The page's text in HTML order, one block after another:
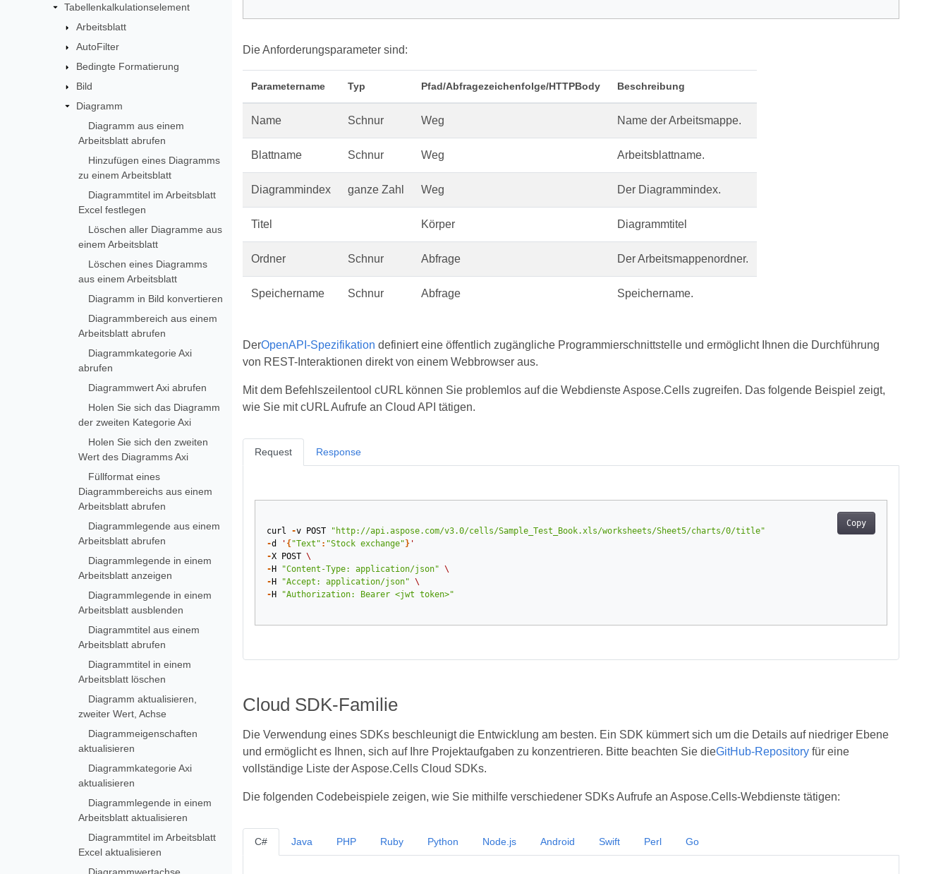
Tabellenkalkulationselement
Arbeitsblatt
AutoFilter
Bedingte Formatierung
Bild
Diagramm
Diagramm aus einem
Arbeitsblatt abrufen
Hinzufügen eines Diagramms
zu einem Arbeitsblatt
Diagrammtitel im Arbeitsblatt
Excel festlegen
Löschen aller Diagramme aus
einem Arbeitsblatt
Löschen eines Diagramms
aus einem Arbeitsblatt
Diagramm in Bild konvertieren
Diagrammbereich aus einem
Arbeitsblatt abrufen
Diagrammkategorie Axi
abrufen
Diagrammwert Axi abrufen
Holen Sie sich das Diagramm
der zweiten Kategorie Axi
Holen Sie sich den zweiten
Wert des Diagramms Axi
Füllformat eines
Diagrammbereichs aus einem
Arbeitsblatt abrufen
Diagrammlegende aus einem
Arbeitsblatt abrufen
Diagrammlegende in einem
Arbeitsblatt anzeigen
Diagrammlegende in einem
Arbeitsblatt ausblenden
Diagrammtitel aus einem
Arbeitsblatt abrufen
Diagrammtitel in einem
Arbeitsblatt löschen
Diagramm aktualisieren,
zweiter Wert, Achse
Diagrammeigenschaften
aktualisieren
Diagrammkategorie Axi
aktualisieren
Diagrammlegende in einem
Arbeitsblatt aktualisieren
Diagrammtitel im Arbeitsblatt
Excel aktualisieren
Diagrammwertachse
Die Anforderungsparameter sind:
Parametername Typ Pfad/Abfragezeichenfolge/HTTPBody Beschreibung
Name Schnur Weg Name der Arbeitsmappe.
Blattname Schnur Weg Arbeitsblattname.
Diagrammindex ganze Zahl Weg Der Diagrammindex.
Titel Körper Diagrammtitel
Ordner Schnur Abfrage Der Arbeitsmappenordner.
Speichername Schnur Abfrage Speichername.
DerOpenAPI-Spezifikation definiert eine öffentlich zugängliche Programmierschnittstelle und ermöglicht Ihnen die Durchführung
von REST-Interaktionen direkt von einem Webbrowser aus.
Mit dem Befehlszeilentool cURL können Sie problemlos auf die Webdienste Aspose.Cells zugreifen. Das folgende Beispiel zeigt,
wie Sie mit cURL Aufrufe an Cloud API tätigen.
Request
Copy
curl -v POST
"http://api.aspose.com/v3.0/cells/Sample_Test_Book.xls/worksheets/Sheet5/charts/0/title"
-d ' { "Text" : "Stock exchange" }'
-X POST \
- H "Content-Type: application/json" \
- H "Accept: application/json" \
- H "Authorization: Bearer <jwt token>"
Response
Cloud SDK-Familie
Die Verwendung eines SDKs beschleunigt die Entwicklung am besten. Ein SDK kümmert sich um die Details auf niedriger Ebene
und ermöglicht es Ihnen, sich auf Ihre Projektaufgaben zu konzentrieren. Bitte beachten Sie dieGitHub-Repositoryfür eine
vollständige Liste der Aspose.Cells Cloud SDKs.
Die folgenden Codebeispiele zeigen, wie Sie mithilfe verschiedener SDKs Aufrufe an Aspose.Cells-Webdienste tätigen:
C# Java PHP Ruby Python Node.js Android Swift Perl Go